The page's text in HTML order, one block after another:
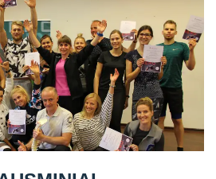
seminarai
Trains
Movement
Grupinių
treneris
Fizinio rengimo